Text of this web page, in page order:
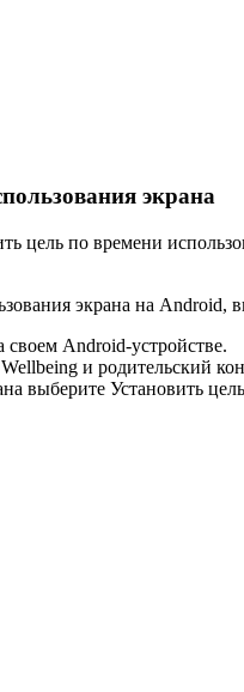
экрана
цель по времени
экрана на
Android-устройстве.
и родительский
выберите Установить